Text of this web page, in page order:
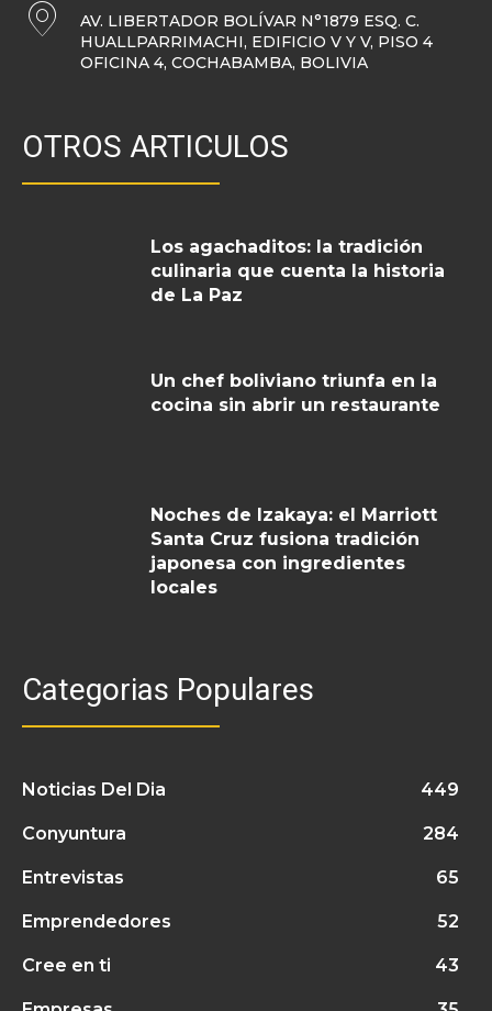
AV. LIBERTADOR BOLÍVAR N°1879 ESQ. C.
HUALLPARRIMACHI, EDIFICIO V Y V, PISO 4
OFICINA 4, COCHABAMBA, BOLIVIA
OTROS ARTICULOS
Los agachaditos: la tradición
culinaria que cuenta la historia
de La Paz
Un chef boliviano triunfa en la
cocina sin abrir un restaurante
Noches de Izakaya: el Marriott
Santa Cruz fusiona tradición
japonesa con ingredientes
locales
Categorias Populares
Noticias Del Dia 449
Conyuntura 284
Entrevistas 65
Emprendedores 52
Cree en ti 43